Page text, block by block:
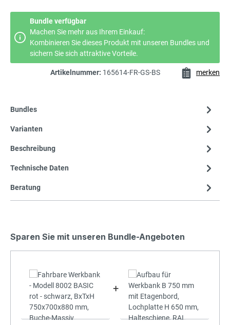
Bundle verfügbar
Machen Sie mehr aus Ihrem Einkauf:
Kombinieren Sie dieses Produkt mit unseren Bundles und
sichern Sie sich attraktive Vorteile.
Artikelnummer: 165614-FR-GS-BS merken
Bundles
Varianten
Beschreibung
Technische Daten
Beratung
Sparen Sie mit unseren Bundle-Angeboten
+